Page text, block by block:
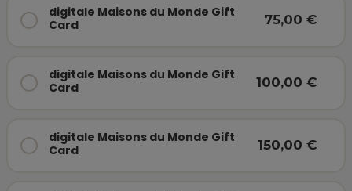
digitale Maisons du Monde Gift
Card
75,00 €
digitale Maisons du Monde Gift
Card
100,00 €
digitale Maisons du Monde Gift
Card
150,00 €